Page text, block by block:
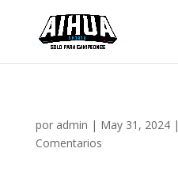
por admin | May 31, 2024|
Comentarios